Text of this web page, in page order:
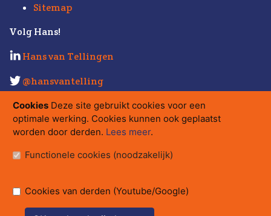
Sitemap
Volg Hans!
Hans van Tellingen
@hansvantelling
Kijk ook eens opStrabo.nl.
Contact
Strabo bv
Postbus 15710, 1001 NE Amsterdam
Cookies Deze site gebruikt cookies voor een
optimale werking. Cookies kunnen ook geplaatst
worden door derden. Lees meer.
Functionele cookies (noodzakelijk)
Cookies van derden (Youtube/Google)